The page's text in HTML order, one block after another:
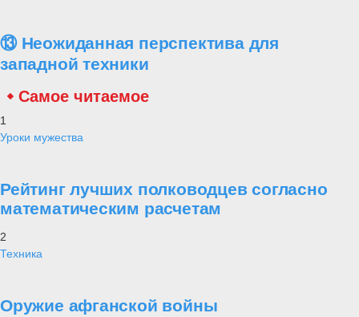
⑬ Неожиданная перспектива для
западной техники
Самое читаемое
1
Уроки мужества
Рейтинг лучших полководцев согласно
математическим расчетам
2
Техника
Оружие афганской войны